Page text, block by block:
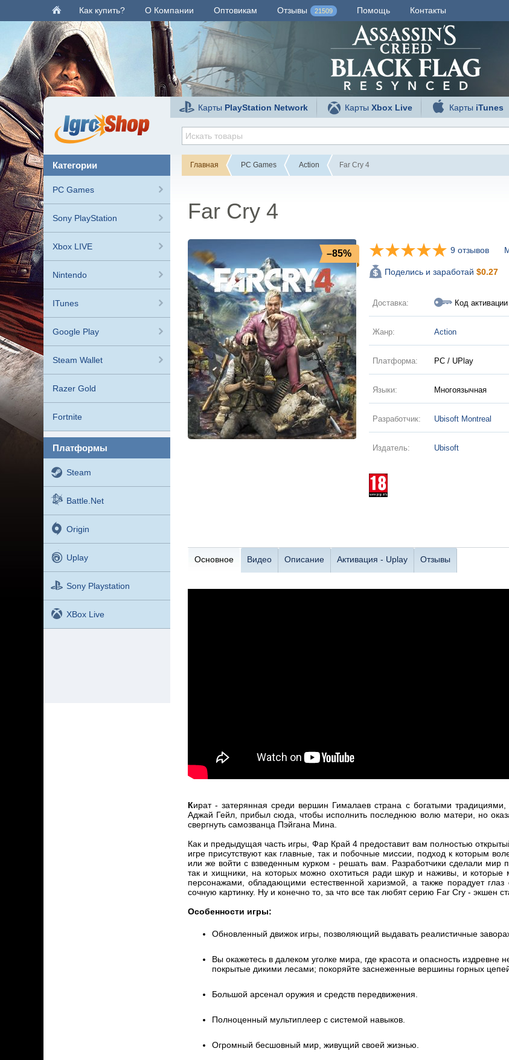
Как купить? О Компании Оптовикам Отзывы 21509 Помощь Контакты
Карты PlayStation Network КартыXbox Live Карты iTunes
категории
PC Games
Sony PlayStation
Xbox LIVE
Nintendo
ITunes
Google Play
Steam Wallet
Razer Gold
Fortnite
платформы
Steam
Battle.net
Origin
Uplay
Sony Playstation
XBox Live
Главная PC Games Action Far Cry 4
Far Cry 4
–85% 9 отзывов
Поделись и заработай $0.27
Доставка: Код активации
Жанр: Action
Платформа: PC / UPlay
Языки: Многоязычная
Разработчик: Ubisoft Montreal
Издатель: Ubisoft
Основное Видео Описание Активация - Uplay Отзывы
Кират - затерянная среди вершин Гималаев страна с богатыми
Аджай Гейл, прибыл сюда, чтобы исполнить последнюю волю матери, но
свергнуть самозванца Пэйгана Мина.
Как и предыдущая часть игры, Фар Край 4 предоставит вам полностью
игре присутствуют как главные, так и побочные миссии, подход к которым
или же войти с взведенным курком - решать вам. Разработчики сделали мир
так и хищники, на которых можно охотиться ради шкур и наживы, и которые
персонажами, обладающими естественной харизмой, а также порадует
сочную картинку. Ну и конечно то, за что все так любят серию Far Cry - экшен
Особенности игры:
Обновленный движок игры, позволяющий выдавать реалистичные
Вы окажетесь в далеком уголке мира, где красота и опасность издревне
покрытые дикими лесами; покоряйте заснеженные вершины горных
Большой арсенал оружия и средств передвижения.
Полноценный мультиплеер с системой навыков.
Огромный бесшовный мир, живущий своей жизнью.